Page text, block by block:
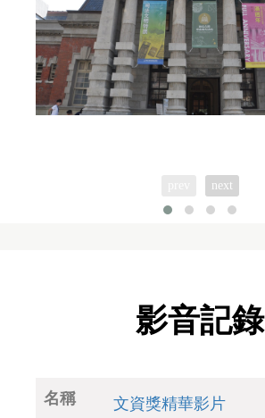
next
影音記錄
文資獎精華影片